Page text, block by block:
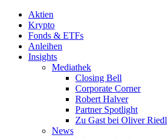
Aktien
Krypto
Fonds & ETFs
Anleihen
Insights
Mediathek
Closing Bell
Corporate Corner
Robert Halver
Partner Spotlight
Zu Gast bei Oliver Riedl
News